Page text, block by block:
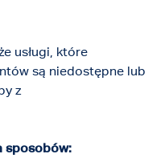
na której
WCAG).
błędu - pokazują,
funkcję
je wypełnić
poprawnie
usługi, które
są niedostępne lub
z
sposobów: